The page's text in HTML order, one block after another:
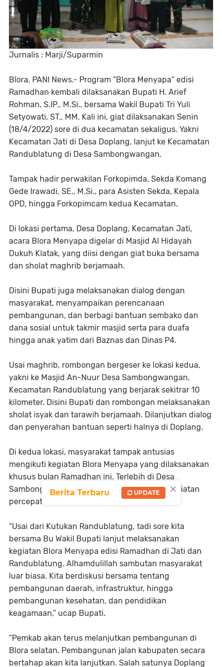
Jurnalis : Marji/Suparmin
Blora, PANI News.- Program “Blora Menyapa” edisi
Ramadhan kembali dilaksanakan Bupati H. Arief
Rohman, S.IP., M.Si., bersama Wakil Bupati Tri Yuli
Setyowati, ST., MM. Kali ini, giat dilaksanakan Senin
(18/4/2022) sore di dua kecamatan sekaligus. Yakni
Kecamatan Jati di Desa Doplang, lanjut ke Kecamatan
Randublatung di Desa Sambongwangan.
Tampak hadir perwakilan Forkopimda, Sekda Komang
Gede Irawadi, SE., M.Si., para Asisten Sekda, Kepala
OPD, hingga Forkopimcam kedua Kecamatan.
Di lokasi pertama, Desa Doplang, Kecamatan Jati,
acara Blora Menyapa digelar di Masjid Al Hidayah
Dukuh Klatak, yang diisi dengan giat buka bersama
dan sholat maghrib berjamaah.
Disini Bupati juga melaksanakan dialog dengan
masyarakat, menyampaikan perencanaan
pembangunan, dan berbagi bantuan sembako dan
dana sosial untuk takmir masjid serta para duafa
hingga anak yatim dari Baznas dan Dinas P4.
Usai maghrib, rombongan bergeser ke lokasi kedua,
yakni ke Masjid An-Nuur Desa Sambongwangan,
Kecamatan Randublatung yang berjarak sekitrar 10
kilometer. Disini Bupati dan rombongan melaksanakan
sholat isyak dan tarawih berjamaah. Dilanjutkan dialog
dan penyerahan bantuan seperti halnya di Doplang.
Di kedua lokasi, masyarakat tampak antusias
mengikuti kegiatan Blora Menyapa yang dilaksanakan
khusus bulan Ramadhan ini. Terlebih di Desa
Sambongwangan juga dipadukan dengan kegiatan
percepatan vaksinasi.
“Usai dari Kutukan Randublatung, tadi sore kita
bersama Bu Wakil Bupati lanjut melaksanakan
kegiatan Blora Menyapa edisi Ramadhan di Jati dan
Randublatung. Alhamdulillah sambutan masyarakat
luar biasa. Kita berdiskusi bersama tentang
pembangunan daerah, infrastruktur, hingga
pembangunan kesehatan, dan pendidikan
keagamaan,” ucap Bupati.
“Pemkab akan terus melanjutkan pembangunan di
Blora selatan. Pembangunan jalan kabupaten secara
bertahap akan kita lanjutkan. Salah satunya Doplang
×
Berita Terbaru UPDATE